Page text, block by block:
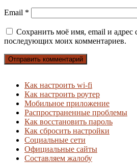
Email *
Сохранить моё имя, email и адрес
последующих моих комментариев.
Как настроить wi-fi
Как настроить роутер
Мобильное приложение
Распространенные проблемы
Как восстановить пароль
Как сбросить настройки
Социальные сети
Официальные сайты
Составляем жалобу